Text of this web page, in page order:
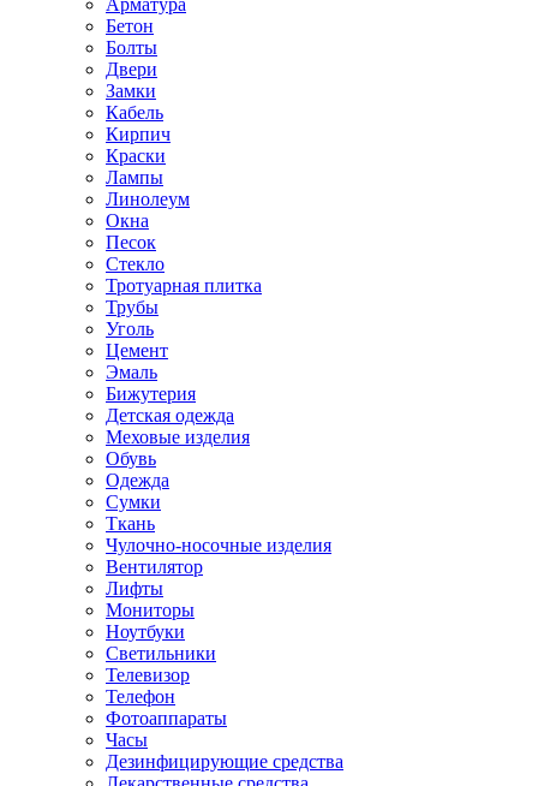
Арматура
Бетон
Болты
Двери
Замки
Кабель
Кирпич
Краски
Лампы
Линолеум
Окна
Песок
Стекло
Тротуарная плитка
Трубы
Уголь
Цемент
Эмаль
Бижутерия
Детская одежда
Меховые изделия
Обувь
Одежда
Сумки
Ткань
Чулочно-носочные изделия
Вентилятор
Лифты
Мониторы
Ноутбуки
Светильники
Телевизор
Телефон
Фотоаппараты
Часы
Дезинфицирующие средства